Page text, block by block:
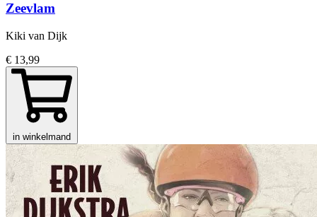
Zeevlam
Kiki van Dijk
€ 13,99
in winkelmand